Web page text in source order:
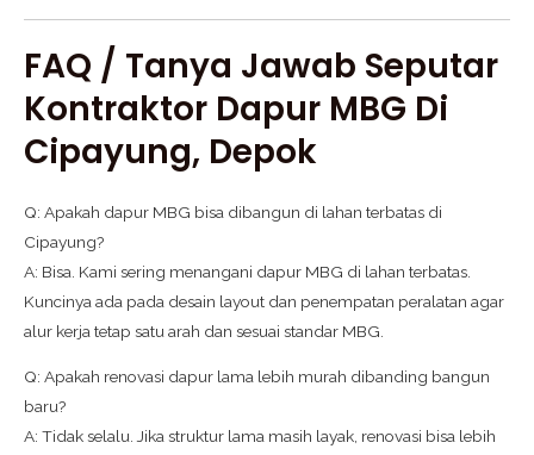
FAQ / Tanya Jawab Seputar
Kontraktor Dapur MBG Di
Cipayung, Depok
Q: Apakah dapur MBG bisa dibangun di lahan terbatas di
Cipayung?
A: Bisa. Kami sering menangani dapur MBG di lahan terbatas.
Kuncinya ada pada desain layout dan penempatan peralatan agar
alur kerja tetap satu arah dan sesuai standar MBG.
Q: Apakah renovasi dapur lama lebih murah dibanding bangun
baru?
A: Tidak selalu. Jika struktur lama masih layak, renovasi bisa lebih